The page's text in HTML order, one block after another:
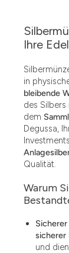
Ihre
in
bleibende
des
dem
Degussa,
Qualität.
Warum
sicherer
und